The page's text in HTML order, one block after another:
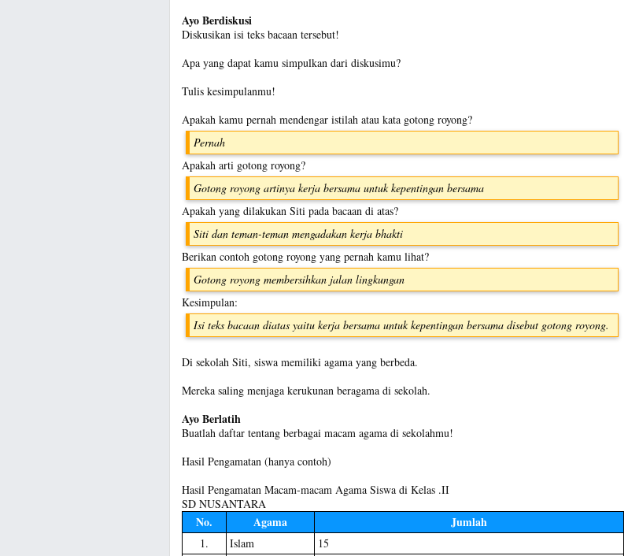
Ayo Berdiskusi
Diskusikan isi teks bacaan tersebut!
Apa yang dapat kamu simpulkan dari diskusimu?
Tulis kesimpulanmu!
Apakah kamu pernah mendengar istilah atau kata gotong royong?
Pernah
Apakah arti gotong royong?
Gotong royong artinya kerja bersama untuk kepentingan bersama
Apakah yang dilakukan Siti pada bacaan di atas?
Siti dan teman-teman mengadakan kerja bhakti
Berikan contoh gotong royong yang pernah kamu lihat?
Gotong royong membersihkan jalan lingkungan
Kesimpulan:
Isi teks bacaan diatas yaitu kerja bersama untuk kepentingan bersama disebut gotong royong.
Di sekolah Siti, siswa memiliki agama yang berbeda.
Mereka saling menjaga kerukunan beragama di sekolah.
Ayo Berlatih
Buatlah daftar tentang berbagai macam agama di sekolahmu!
Hasil Pengamatan (hanya contoh)
Hasil Pengamatan Macam-macam Agama Siswa di Kelas .II
SD NUSANTARA
No. Agama Jumlah
1. Islam
15